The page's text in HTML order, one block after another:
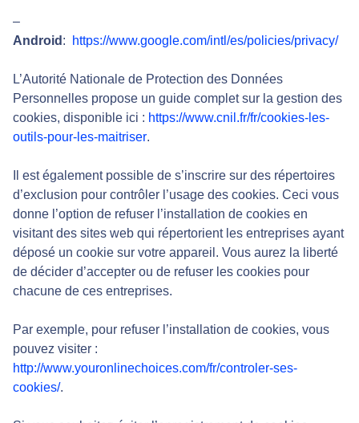
–
Android : https://www.google.com/intl/es/policies/privacy/
L’Autorité Nationale de Protection des Données
Personnelles propose un guide complet sur la gestion des
cookies, disponible ici : https://www.cnil.fr/fr/cookies-les-
outils-pour-les-maitriser.
Il est également possible de s’inscrire sur des répertoires
d’exclusion pour contrôler l’usage des cookies. Ceci vous
donne l’option de refuser l’installation de cookies en
visitant des sites web qui répertorient les entreprises ayant
déposé un cookie sur votre appareil. Vous aurez la liberté
de décider d’accepter ou de refuser les cookies pour
chacune de ces entreprises.
Par exemple, pour refuser l’installation de cookies, vous
pouvez visiter :
http://www.youronlinechoices.com/fr/controler-ses-
cookies/.